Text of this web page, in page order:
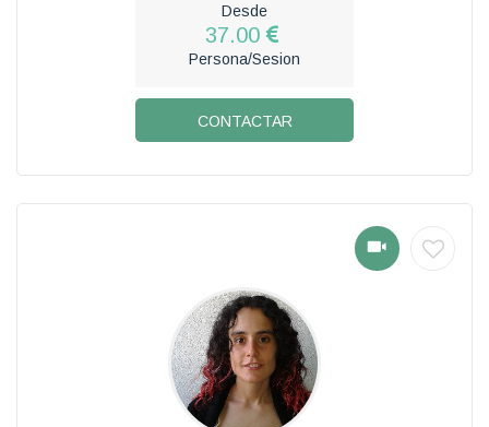
Desde
37.00
Persona/Sesion
CONTACTAR